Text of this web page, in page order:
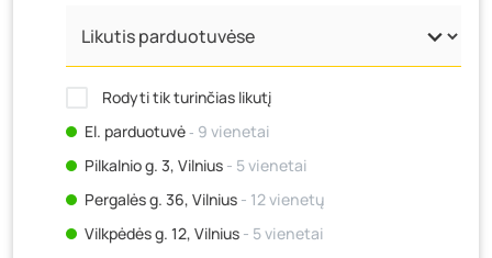
Rodyti tik turinčias likutį
El. parduotuvė‐ 9 vienetai
Pilkalnio g. 3, Vilnius - 5 vienetai
Pergalės g. 36, Vilnius - 12 vienetų
Vilkpėdės g. 12, Vilnius - 5 vienetai